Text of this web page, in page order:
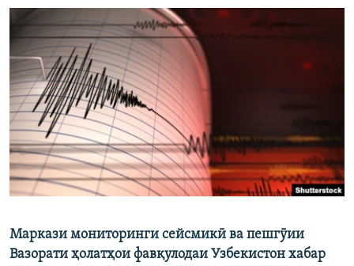
Вернутся
поиску
Маркази мониторинги сейсмикӣ ва пешгӯии
Вазорати ҳолатҳои фавқулодаи Узбекистон хабар